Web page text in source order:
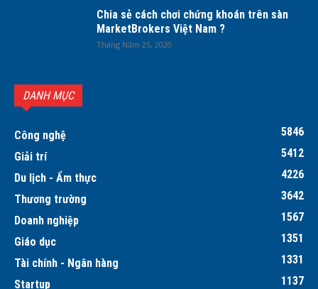
Chia sẻ cách chơi chứng khoán trên sàn
MarketBrokers Việt Nam ?
Tháng Năm 25, 2020
DANH MỤC
Công nghệ
5846
Giải trí
5412
Du lịch - Ẩm thực
4226
Thương trường
3642
Doanh nghiệp
1567
Giáo dục
1351
Tài chính - Ngân hàng
1331
Startup
1137